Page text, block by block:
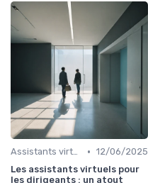
Assistants virtuels • 12/06/2025
Les assistants virtuels pour
les dirigeants : un atout